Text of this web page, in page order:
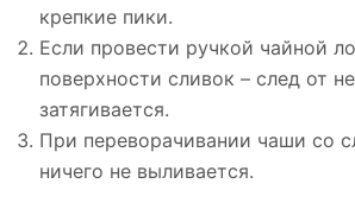
крепкие пики.
Если провести ручкой чайной
поверхности сливок – след от
затягивается.
При переворачивании чаши со
ничего не выливается.